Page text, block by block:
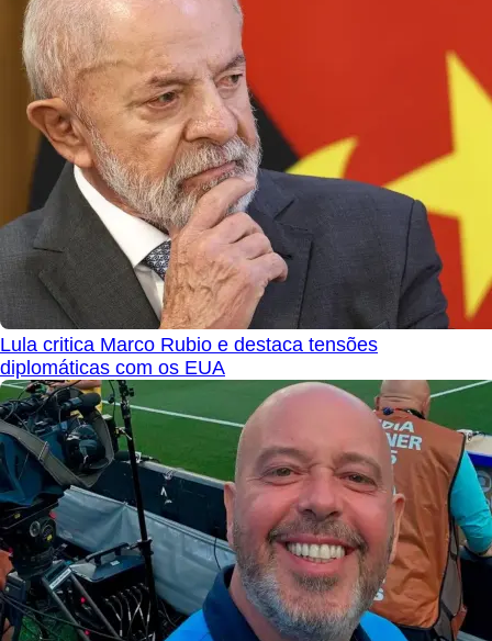
Lula critica Marco Rubio e destaca tensões
diplomáticas com os EUA